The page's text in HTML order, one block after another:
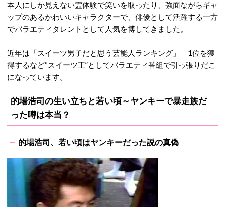
本人にしか見えない霊体験で笑いを取ったり、強面ながらギャ
ップのあるかわいいキャラクターで、俳優として活躍する一方
でバラエティタレントとして人気を博してきました。
近年は「スイーツ男子だと思う芸能人ランキング」 1位を獲
得するなど“スイーツ王”としてバラエティ番組で引っ張りだこ
になっています。
的場浩司の生い立ちと若い頃～ヤンキーで暴走族だ
った噂は本当？
的場浩司、若い頃はヤンキーだった説の真偽